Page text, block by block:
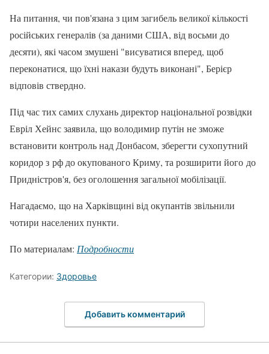
На питання, чи пов'язана з цим загибель великої кількості
російських генералів (за даними США, від восьми до
десяти), які часом змушені "висуватися вперед, щоб
переконатися, що їхні накази будуть виконані", Берієр
відповів ствердно.
Під час тих самих слухань директор національної розвідки
Евріл Хейнс заявила, що володимир путін не зможе
встановити контроль над Донбасом, зберегти сухопутний
коридор з рф до окупованого Криму, та розширити його до
Придністров'я, без оголошення загальної мобілізації.
Нагадаємо, що на Харківщині від окупантів звільнили
чотири населених пункти.
По материалам: Подробности
Категории: Здоровье
Добавить комментарий